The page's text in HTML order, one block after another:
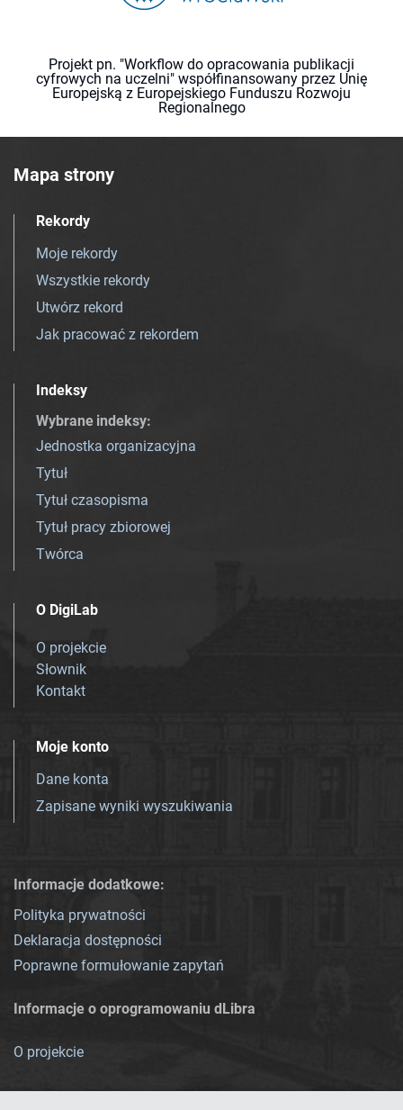
Projekt pn. "Workflow do opracowania publikacji
cyfrowych na uczelni" współfinansowany przez Unię
Europejską z Europejskiego Funduszu Rozwoju
Regionalnego
Mapa strony
Rekordy
Moje rekordy
Wszystkie rekordy
Utwórz rekord
Jak pracować z rekordem
Indeksy
Wybrane indeksy:
Jednostka organizacyjna
Tytuł
Tytuł czasopisma
Tytuł pracy zbiorowej
Twórca
O DigiLab
O projekcie
Słownik
Kontakt
Moje konto
Dane konta
Zapisane wyniki wyszukiwania
Informacje dodatkowe:
Polityka prywatności
Deklaracja dostępności
Poprawne formułowanie zapytań
Informacje o oprogramowaniu dLibra
O projekcie